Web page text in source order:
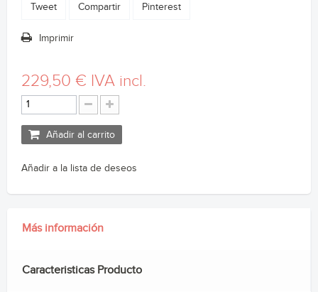
Tweet Compartir Pinterest
Imprimir
229,50 € IVA incl.
Añadir al carrito
Añadir a la lista de deseos
Más información
Caracteristicas Producto